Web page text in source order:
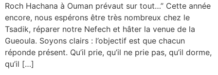
Roch Hachana à Ouman prévaut sur tout…” Cette année
encore, nous espérons être très nombreux chez le
Tsadik, réparer notre Nefech et hâter la venue de la
Gueoula. Soyons clairs : l’objectif est que chacun
réponde présent. Qu’il prie, qu’il ne prie pas, qu’il dorme,
qu’il […]